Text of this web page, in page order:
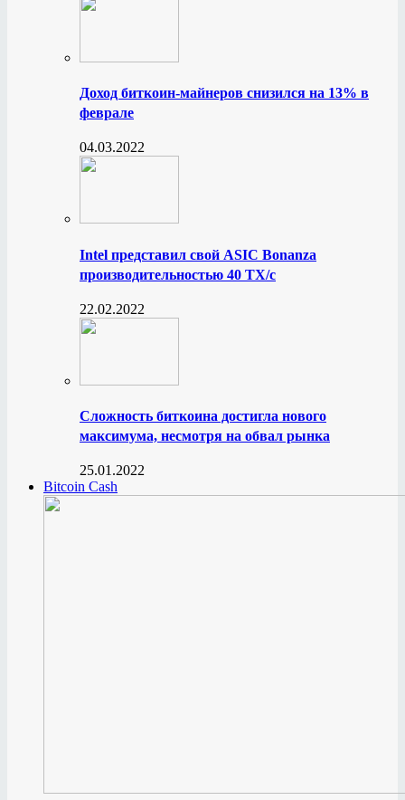
Доход биткоин-майнеров снизился на 13% в
феврале
04.03.2022
Intel представил свой ASIC Bonanza
производительностью 40 ТХ/с
22.02.2022
Сложность биткоина достигла нового
максимума, несмотря на обвал рынка
25.01.2022
Bitcoin Cash